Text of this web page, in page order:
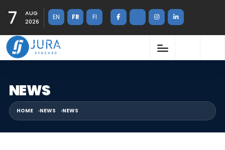
7
AUG
2026
EN FR FI
NEWS
HOME NEWS NEWS